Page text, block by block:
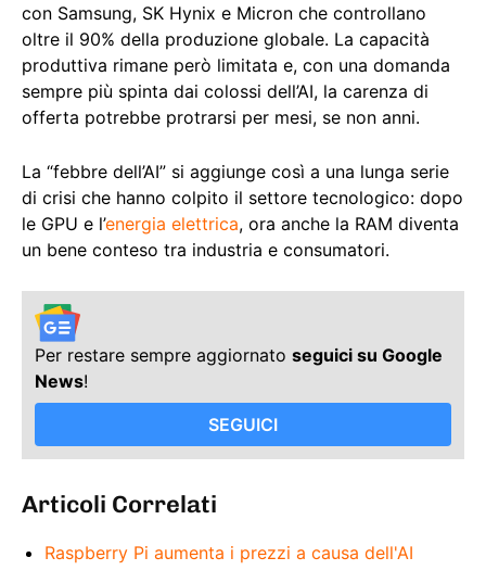
con Samsung, SK Hynix e Micron che controllano
oltre il 90% della produzione globale. La capacità
produttiva rimane però limitata e, con una domanda
sempre più spinta dai colossi dell’AI, la carenza di
offerta potrebbe protrarsi per mesi, se non anni.
La “febbre dell’AI” si aggiunge così a una lunga serie
di crisi che hanno colpito il settore tecnologico: dopo
le GPU e l’energia elettrica, ora anche la RAM diventa
un bene conteso tra industria e consumatori.
Per restare sempre aggiornato seguici su Google
News!
SEGUICI
Articoli Correlati
Raspberry Pi aumenta i prezzi a causa dell'AI